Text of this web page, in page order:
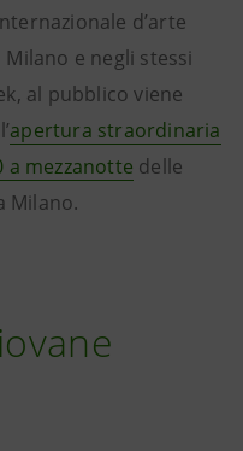
d’arte
e negli stessi
al pubblico viene
apertura straordinaria
a mezzanotte delle
Milano.